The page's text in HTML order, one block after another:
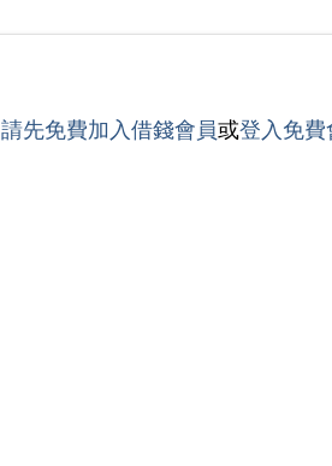
請先免費加入借錢會員或登入免費